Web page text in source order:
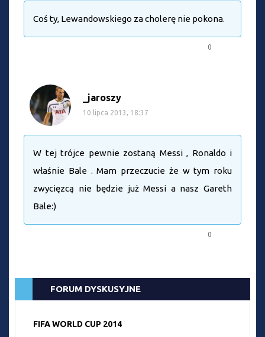
Coś ty, Lewandowskiego za cholerę nie pokona.
0
_jaroszy
10 lipca 2013, 18:37
W tej trójce pewnie zostaną Messi , Ronaldo i
właśnie Bale . Mam przeczucie że w tym roku
zwycięzcą nie będzie już Messi a nasz Gareth
Bale:)
0
FORUM DYSKUSYJNE
FIFA WORLD CUP 2014